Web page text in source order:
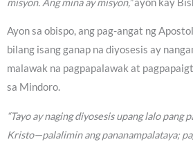
Ayon sa obispo, ang pag-angat ng
bilang isang ganap na diyosesis ay
malawak na pagpapalawak at
sa Mindoro.
“Tayo ay naging diyosesis upang lalo pang
Kristo—palalimin ang pananampalataya;